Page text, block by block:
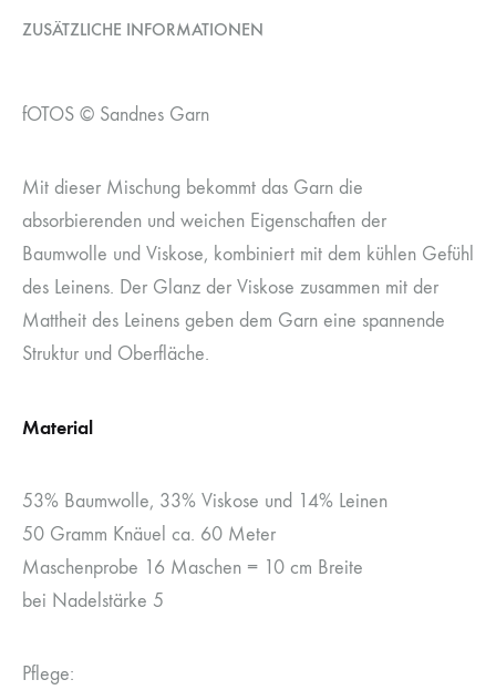
ZUSÄTZLICHE INFORMATIONEN
fOTOS © Sandnes Garn
Mit dieser Mischung bekommt das Garn die
absorbierenden und weichen Eigenschaften der
Baumwolle und Viskose, kombiniert mit dem kühlen Gefühl
des Leinens. Der Glanz der Viskose zusammen mit der
Mattheit des Leinens geben dem Garn eine spannende
Struktur und Oberfläche.
Material
53% Baumwolle, 33% Viskose und 14% Leinen
50 Gramm Knäuel ca. 60 Meter
Maschenprobe 16 Maschen = 10 cm Breite
bei Nadelstärke 5
Pflege: